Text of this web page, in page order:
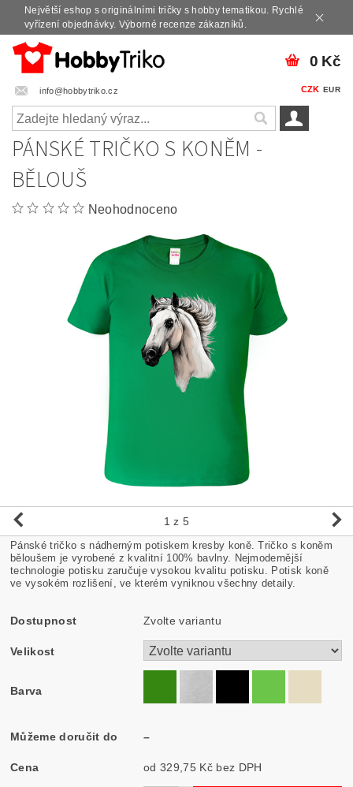
Největší eshop s originálními tričky s hobby tematikou. Rychlé
vyřízení objednávky. Výborné recenze zákazníků.
info@hobbytriko.cz CZK EUR
0 Kč
PÁNSKÉ TRIČKO S KONĚM -
BĚLOUŠ
Neohodnoceno
1 z 5
Pánské tričko s nádherným potiskem kresby koně. Tričko s koněm
běloušem je vyrobené z kvalitní 100% bavlny. Nejmodernější
technologie potisku zaručuje vysokou kvalitu potisku. Potisk koně
ve vysokém rozlišení, ve kterém vyniknou všechny detaily.
Dostupnost Zvolte variantu
Velikost
Barva
Můžeme doručit do –
Cena od 329,75 Kč bez DPH